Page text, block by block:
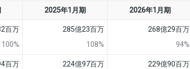
2025年1月期 2026年1月期
百万
100%
285億23百万
108%
268億29百万
94%
百万 224億97百万 229億90百万